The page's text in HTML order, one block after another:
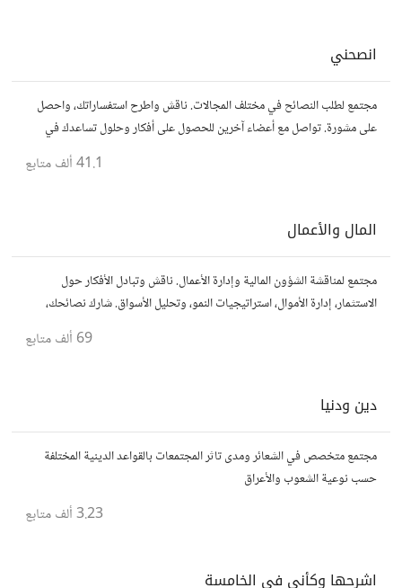
انصحني
مجتمع لطلب النصائح في مختلف المجالات. ناقش واطرح استفساراتك، واحصل
على مشورة. تواصل مع أعضاء آخرين للحصول على أفكار وحلول تساعدك في
41.1 ألف متابع
المال والأعمال
مجتمع لمناقشة الشؤون المالية وإدارة الأعمال. ناقش وتبادل الأفكار حول
الاستثمار، إدارة الأموال، استراتيجيات النمو، وتحليل الأسواق. شارك نصائحك،
69 ألف متابع
دين ودنيا
مجتمع متخصص في الشعائر ومدى تاثر المجتمعات بالقواعد الدينية المختلفة
حسب نوعية الشعوب والأعراق
3.23 ألف متابع
اشرحها وكأني في الخامسة